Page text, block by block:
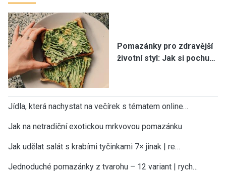
Pomazánky pro zdravější
životní styl: Jak si pochu…
Jídla, která nachystat na večírek s tématem online…
Jak na netradiční exotickou mrkvovou pomazánku
Jak udělat salát s krabími tyčinkami 7× jinak | re…
Jednoduché pomazánky z tvarohu – 12 variant | rych…